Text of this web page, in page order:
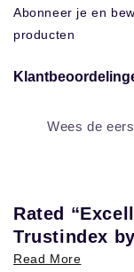
Abonneer je en
producten
Wees de
Rated
Trustindex
Read More